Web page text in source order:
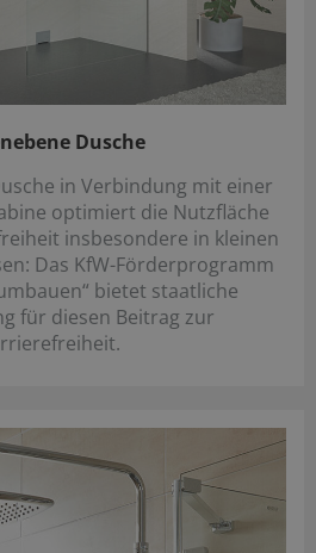
Dusche
in Verbindung mit einer
optimiert die Nutzfläche
insbesondere in kleinen
Das KfW-Förderprogramm
bietet staatliche
für diesen Beitrag zur